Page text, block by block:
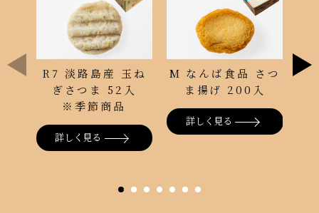
R7 淡路島産 玉ね
ぎさつま 52入
※季節商品
詳しく見る
M なんば食品 さつ
ま揚げ 200入
詳しく見る
お